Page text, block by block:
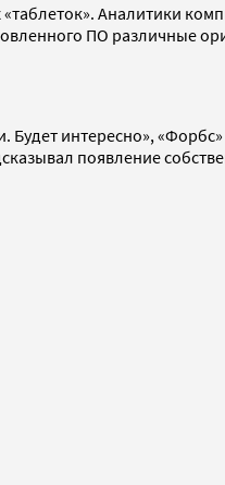
Аналитики
ПО различные
интересно», «Форбс»
появление